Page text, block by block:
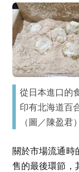
從日本進口的
印有北海道百
（圖／陳盈君）
關於市場流通時
售的最後環節，